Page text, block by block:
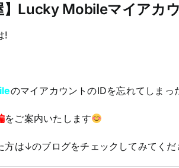
】Lucky Mobileマイアカ
!
のマイアカウントのIDを忘れてしまっ
をご案内いたします
方は↓のブログをチェックしてみてくだ